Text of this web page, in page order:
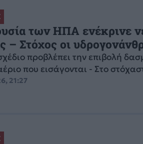
των ΗΠΑ ενέκρινε
– Στόχος οι
προβλέπει την επιβολή
που εισάγονται - Στο
21:27